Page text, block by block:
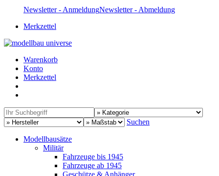
Newsletter - AnmeldungNewsletter - Abmeldung
Merkzettel
Warenkorb
Konto
Merkzettel
Suchen
Modellbausätze
Militär
Fahrzeuge bis 1945
Fahrzeuge ab 1945
Geschütze & Anhänger